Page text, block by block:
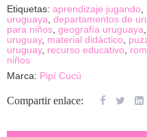
Etiquetas: aprendizaje jugando,
uruguaya, departamentos de
para niños, geografía uruguaya,
uruguay, material didáctico,
uruguay, recurso educativo,
niños
Marca: Pipí Cucú
Compartir enlace: